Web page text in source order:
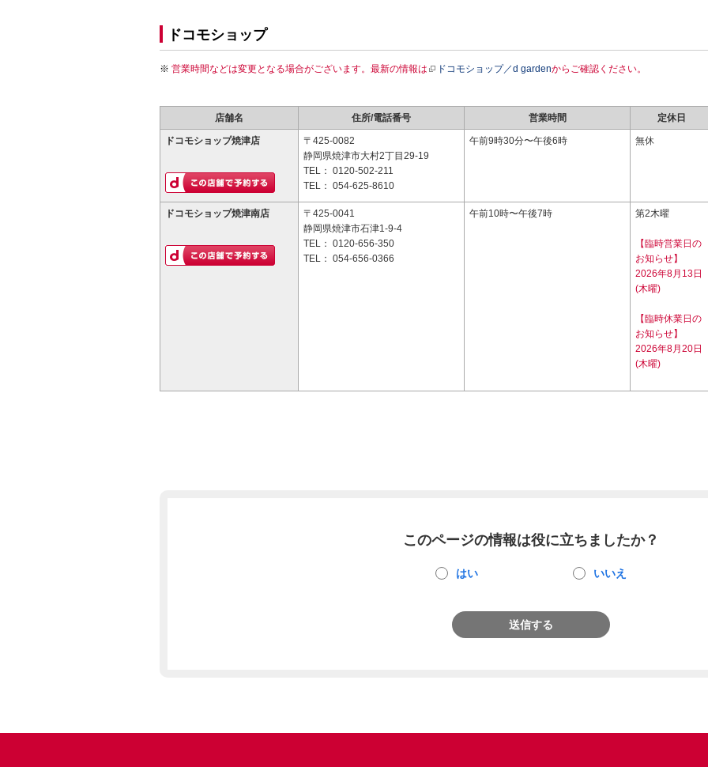
ドコモショップ
営業時間などは変更となる場合がございます。最新の情報は ドコモショップ／d gardenからご確認ください。
店舗名 住所/電話番号 営業時間 定休日
ドコモショップ焼津店
〒425-0082
静岡県焼津市大村2丁目29-19
TEL： 0120-502-211
TEL： 054-625-8610
午前9時30分〜午後6時 無休
ドコモショップ焼津南店
〒425-0041
静岡県焼津市石津1-9-4
TEL： 0120-656-350
TEL： 054-656-0366
午前10時〜午後7時 第2木曜
【臨時営業日の
お知らせ】
2026年8月13日
(木曜)
【臨時休業日の
お知らせ】
2026年8月20日
(木曜)
このページの情報は役に立ちましたか？
はい いいえ
送信する